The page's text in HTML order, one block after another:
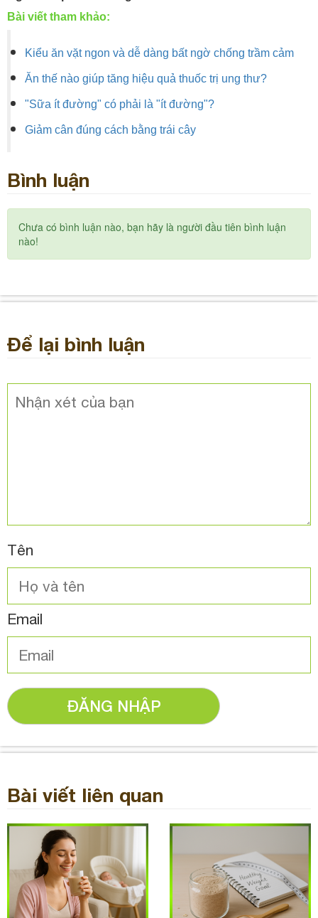
Bài viết tham khảo:
Kiểu ăn vặt ngon và dễ dàng bất ngờ chống trầm cảm
Ăn thế nào giúp tăng hiệu quả thuốc trị ung thư?
"Sữa ít đường" có phải là "ít đường"?
Giảm cân đúng cách bằng trái cây
Bình luận
Chưa có bình luận nào, bạn hãy là người đầu tiên bình luận
nào!
Để lại bình luận
Tên
Email
ĐĂNG NHẬP
Bài viết liên quan